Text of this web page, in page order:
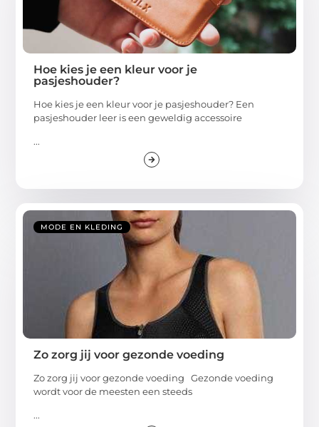
Hoe kies je een kleur voor je
pasjeshouder?
Hoe kies je een kleur voor je pasjeshouder? Een
pasjeshouder leer is een geweldig accessoire
...
MODE EN KLEDING
Zo zorg jij voor gezonde voeding
Zo zorg jij voor gezonde voeding Gezonde voeding
wordt voor de meesten een steeds
...